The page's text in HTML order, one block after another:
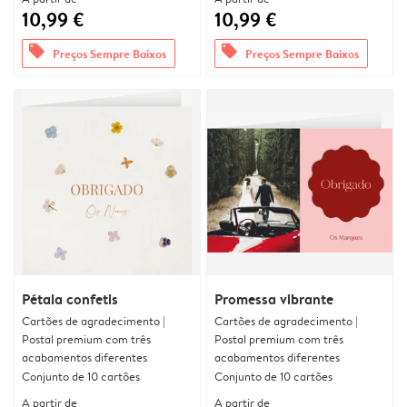
10,99 €
offers Preços Sempre Baixos
10,99 €
offers Preços Sempre Baixos
Pétala confetis
Cartões de agradecimento |
Postal premium com três
acabamentos diferentes
Conjunto de 10 cartões
A partir de
Promessa vibrante
Cartões de agradecimento |
Postal premium com três
acabamentos diferentes
Conjunto de 10 cartões
A partir de